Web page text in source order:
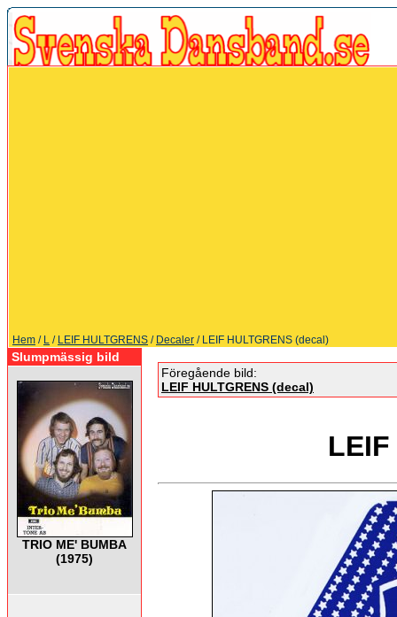
Hem / L / LEIF HULTGRENS / Decaler / LEIF HULTGRENS (decal)
Slumpmässig bild
TRIO ME' BUMBA
(1975)
Föregående bild:
LEIF HULTGRENS (decal)